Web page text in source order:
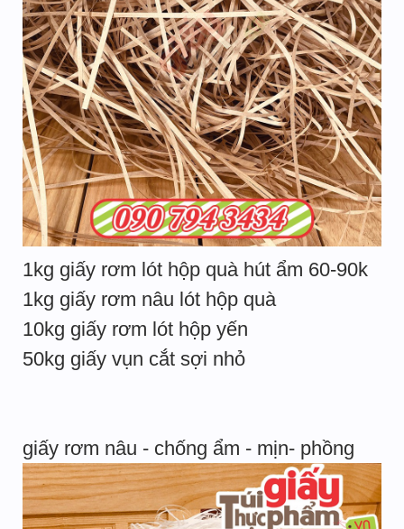
1kg giấy rơm lót hộp quà hút ẩm 60-90k
1kg giấy rơm nâu lót hộp quà
10kg giấy rơm lót hộp yến
50kg giấy vụn cắt sợi nhỏ
giấy rơm nâu - chống ẩm - mịn- phồng